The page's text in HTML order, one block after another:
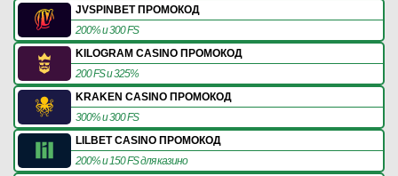
JVSPINBET ПРОМОКОД
200% и 300 FS
KILOGRAM CASINO ПРОМОКОД
200 FS и 325%
KRAKEN CASINO ПРОМОКОД
300% и 300 FS
LILBET CASINO ПРОМОКОД
200% и 150 FS для казино